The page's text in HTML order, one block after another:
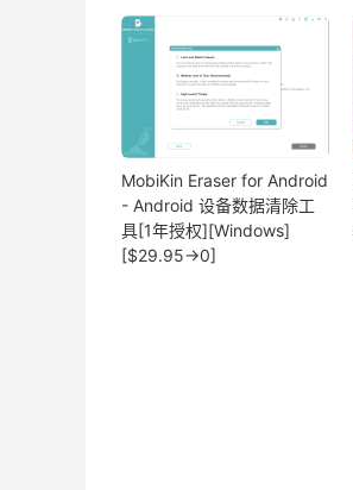
MobiKin Eraser for Android
- Android 设备数据清除工
具[1年授权][Windows]
[$29.95→0]